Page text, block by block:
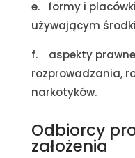
e. formy i
używającym
f. aspekty
rozprowadzania,
narkotyków.
Odbiorcy
założenia